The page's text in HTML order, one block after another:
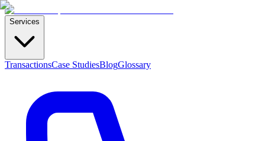
Services
TransactionsCase StudiesBlogGlossary